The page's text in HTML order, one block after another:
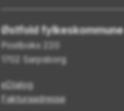
Østfold fylkeskommune
Postboks 220
1702 Sarpsborg
eDialog
Fakturaadresse